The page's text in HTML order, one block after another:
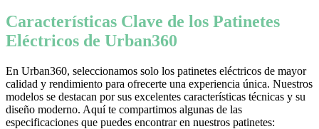
Características Clave de los Patinetes
Eléctricos de Urban360
En Urban360, seleccionamos solo los patinetes eléctricos de mayor
calidad y rendimiento para ofrecerte una experiencia única. Nuestros
modelos se destacan por sus excelentes características técnicas y su
diseño moderno. Aquí te compartimos algunas de las
especificaciones que puedes encontrar en nuestros patinetes: